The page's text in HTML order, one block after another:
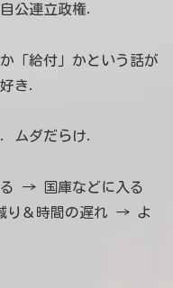
公連立政権．
「給付」かという話が
き．
ムダだらけ．
→ 国庫などに入る
り＆時間の遅れ → よ